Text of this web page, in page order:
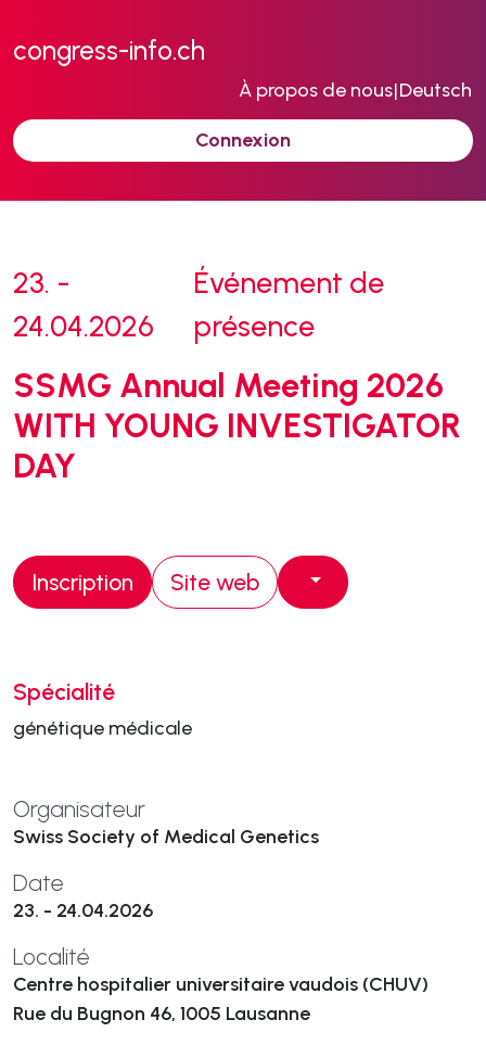
congress-info.ch
À propos de nous|Deutsch
Connexion
23. -
24.04.2026
Événement de
présence
SSMG Annual Meeting 2026
WITH YOUNG INVESTIGATOR
DAY
Inscription Site web
Spécialité
génétique médicale
Organisateur
Swiss Society of Medical Genetics
Date
23. - 24.04.2026
Localité
Centre hospitalier universitaire vaudois (CHUV)
Rue du Bugnon 46, 1005 Lausanne